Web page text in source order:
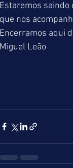
Estaremos saindo
que nos
Encerramos aqui
Miguel Leão